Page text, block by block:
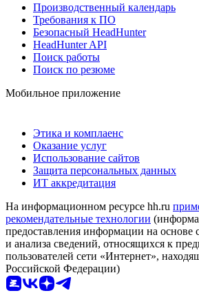
Производственный календарь
Требования к ПО
Безопасный HeadHunter
HeadHunter API
Поиск работы
Поиск по резюме
Мобильное приложение
Этика и комплаенс
Оказание услуг
Использование сайтов
Защита персональных данных
ИТ аккредитация
На информационном ресурсе hh.ru
рекомендательные технологии
предоставления информации на основе
и анализа сведений, относящихся к
пользователей сети «Интернет»,
Российской Федерации)